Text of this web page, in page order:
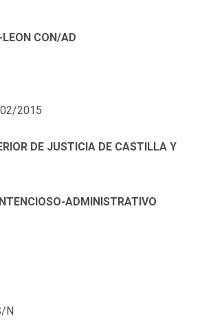
CON/AD
2015
DE JUSTICIA DE CASTILLA Y
ADMINISTRATIVO
N